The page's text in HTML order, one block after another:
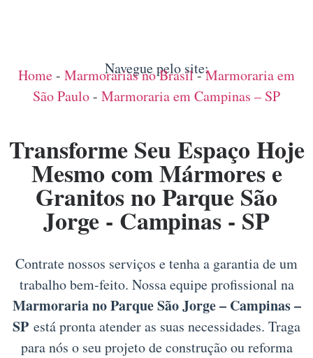
Navegue pelo site:
Home- Marmorarias no Brasil-Marmoraria em
São Paulo- Marmoraria em Campinas – SP
Transforme Seu Espaço Hoje
Mesmo com Mármores e
Granitos no Parque São
Jorge - Campinas - SP
Contrate nossos serviços e tenha a garantia de um
trabalho bem-feito. Nossa equipe profissional na
Marmoraria no Parque São Jorge – Campinas –
SP está pronta atender as suas necessidades. Traga
para nós o seu projeto de construção ou reforma